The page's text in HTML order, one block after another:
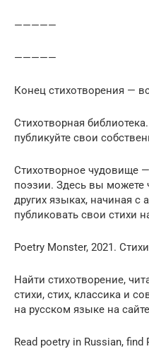
—————
—————
Конец стихотворения —
Стихотворная
публикуйте свои
Стихотворное чудовище
поэзии. Здесь вы можете
других языках, начиная с
публиковать свои стихи
Poetry Monster, 2021.
Найти стихотворение,
стихи, стих, классика и
на русском языке на
Read poetry in Russian, find